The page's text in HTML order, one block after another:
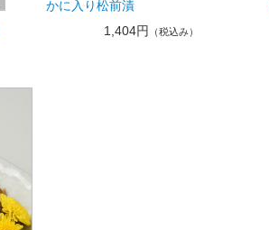
かに入り松前漬
1,404円
（税込み）